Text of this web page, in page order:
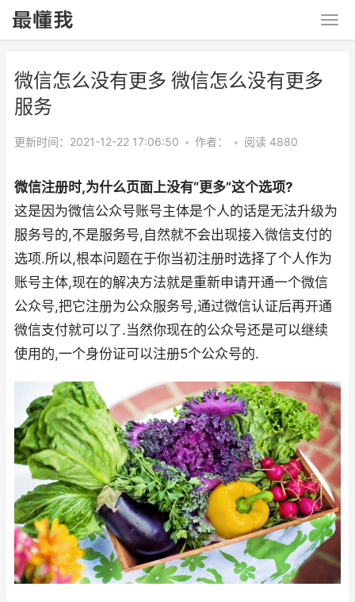
微信怎么没有更多 微信怎么没有更多
服务
更新时间：2021-12-22 17:06:50 • 作者： • 阅读 4880
微信注册时,为什么页面上没有“更多”这个选项?
这是因为微信公众号账号主体是个人的话是无法升级为
服务号的,不是服务号,自然就不会出现接入微信支付的
选项.所以,根本问题在于你当初注册时选择了个人作为
账号主体,现在的解决方法就是重新申请开通一个微信
公众号,把它注册为公众服务号,通过微信认证后再开通
微信支付就可以了.当然你现在的公众号还是可以继续
使用的,一个身份证可以注册5个公众号的.